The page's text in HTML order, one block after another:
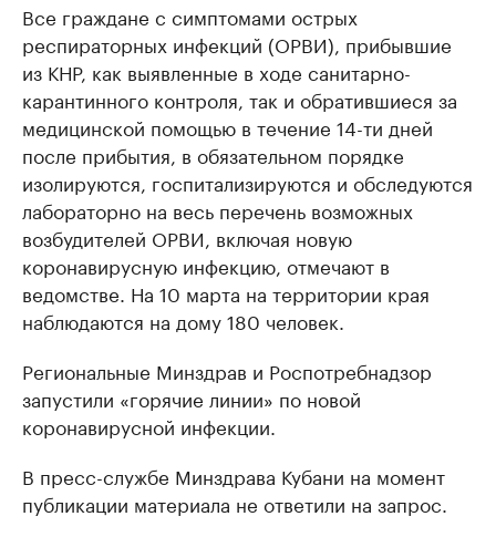
Все граждане с симптомами острых
респираторных инфекций (ОРВИ), прибывшие
из КНР, как выявленные в ходе санитарно-
карантинного контроля, так и обратившиеся за
медицинской помощью в течение 14-ти дней
после прибытия, в обязательном порядке
изолируются, госпитализируются и обследуются
лабораторно на весь перечень возможных
возбудителей ОРВИ, включая новую
коронавирусную инфекцию, отмечают в
ведомстве. На 10 марта на территории края
наблюдаются на дому 180 человек.
Региональные Минздрав и Роспотребнадзор
запустили «горячие линии» по новой
коронавирусной инфекции.
В пресс-службе Минздрава Кубани на момент
публикации материала не ответили на запрос.